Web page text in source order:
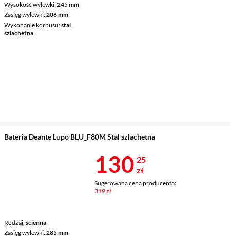
Wysokość wylewki 245 mm
Zasięg wylewki 206 mm
Wykonanie korpusu stal
szlachetna
Bateria Deante Lupo BLU_F80M Stal szlachetna
Rodzaj ścienna
Zasięg wylewki 285 mm
Cena 130,25
130 25
zł
Sugerowana cena producenta:
319 zł